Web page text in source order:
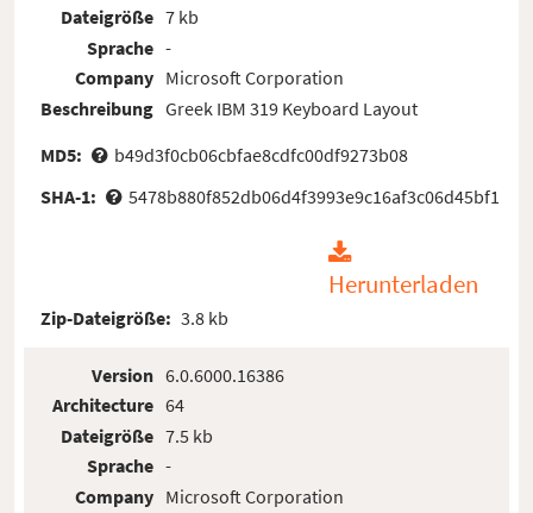
Dateigröße
Sprache
Company
Beschreibung
7 kb
-
Microsoft Corporation
Greek IBM 319 Keyboard Layout
MD5:
b49d3f0cb06cbfae8cdfc00df9273b08
SHA-1:
5478b880f852db06d4f3993e9c16af3c06d45bf1
Herunterladen
Zip-Dateigröße: 3.8 kb
Version
Architecture
Dateigröße
Sprache
Company
6.0.6000.16386
64
7.5 kb
-
Microsoft Corporation